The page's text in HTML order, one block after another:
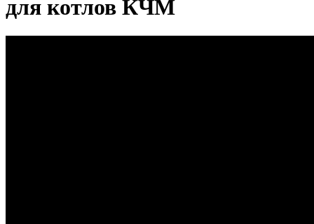
для котлов КЧМ